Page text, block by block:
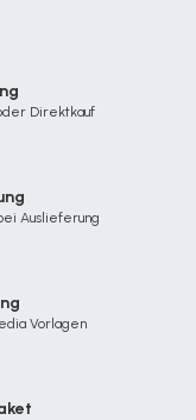
Direktkauf
Auslieferung
Vorlagen